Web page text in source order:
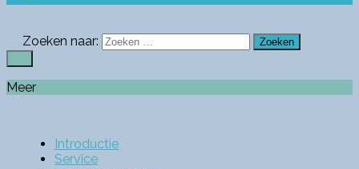
Zoeken naar:
Meer
Introductie
Service